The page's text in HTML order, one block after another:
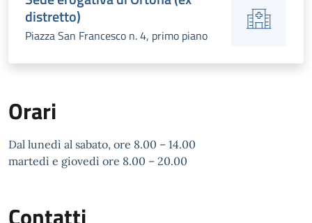
distretto)
Piazza San Francesco n. 4, primo piano
Orari
Dal lunedì al sabato, ore 8.00 – 14.00
martedì e giovedì ore 8.00 – 20.00